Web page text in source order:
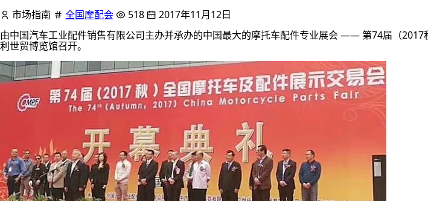
市场指南 全国摩配会 518
2017年11月12日
由中国汽车工业配件销售有限公司主办并承办的中国最大的摩托车配件专业展会 —— 第74届（
利世贸博览馆召开。